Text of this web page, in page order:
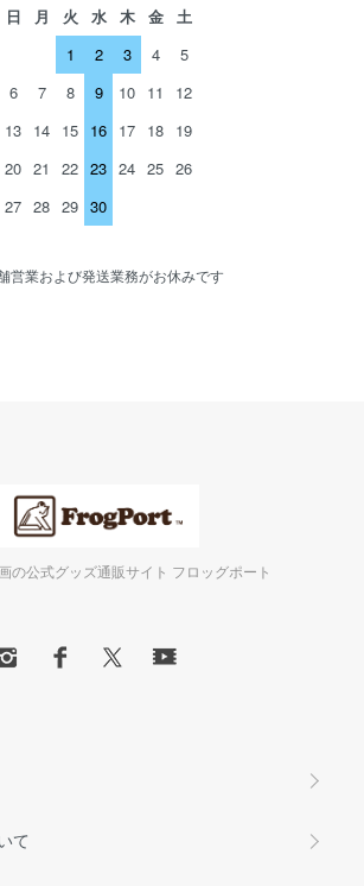
日 月 火 水 木 金
土
1
2 3 4
5
6
7 8 9 10 11
12
13 14 15 16 17 18 19
20 21 22 23 24 25 26
27 28 29 30
営業および発送業務がお休みです
の公式グッズ通販サイト フロッグポート
て